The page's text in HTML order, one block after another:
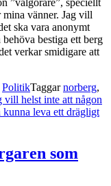
vänner. Jag vill
ska vara anonymt
bestiga ett berg
verkar smidigare att
PolitikTaggarnorberg,
helst inte att någon
kunna leva ett drägligt
som